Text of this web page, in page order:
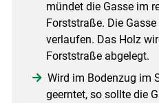
mündet die Gasse im
Forststraße. Die
verlaufen. Das Holz
Forststraße abgelegt.
Wird im Bodenzug im
geerntet, so sollte die